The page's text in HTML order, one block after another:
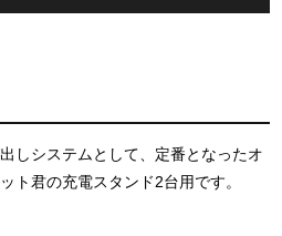
しシステムとして、定番となったオ
ト君の充電スタンド2台用です。